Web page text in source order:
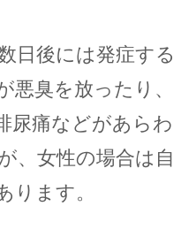
日後には発症する
悪臭を放ったり、
尿痛などがあらわ
、女性の場合は自
ります。